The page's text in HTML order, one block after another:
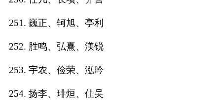
251. 巍正、轲旭、亭利
252. 胜鸣、弘熹、渼锐
253. 宇农、俭荣、泓吟
254. 扬李、琲烜、佳吴